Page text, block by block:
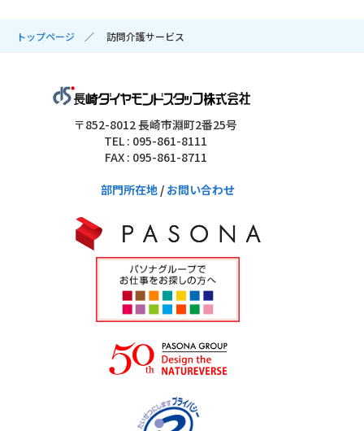
トップページ 訪問介護サービス
〒852-8012 長崎市淵町2番25号
TEL : 095-861-8111
FAX : 095-861-8711
部門所在地 / お問い合わせ